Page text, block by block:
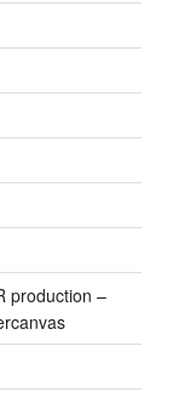
production –